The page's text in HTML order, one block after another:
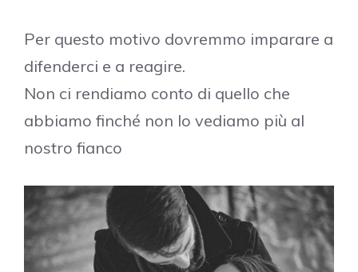
Per questo motivo dovremmo imparare a
difenderci e a reagire.
Non ci rendiamo conto di quello che
abbiamo finché non lo vediamo più al
nostro fianco